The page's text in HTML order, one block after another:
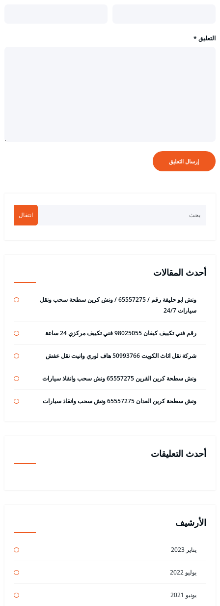
التعليق *
انتقال
أحدث المقالات
ونش ابو حليفة رقم / 65557275 / ونش كرين سطحة سحب ونقل
سيارات 24/7
رقم فني تكييف كيفان 98025055 فني تكييف مركزي 24 ساعة
شركة نقل اثاث الكويت 50993766 هاف لوري وانيت نقل عفش
ونش سطحة كرين القرين 65557275 ونش سحب وانقاذ سيارات
ونش سطحة كرين العدان 65557275 ونش سحب وانقاذ سيارات
أحدث التعليقات
الأرشيف
يناير 2023
يوليو 2022
يونيو 2021